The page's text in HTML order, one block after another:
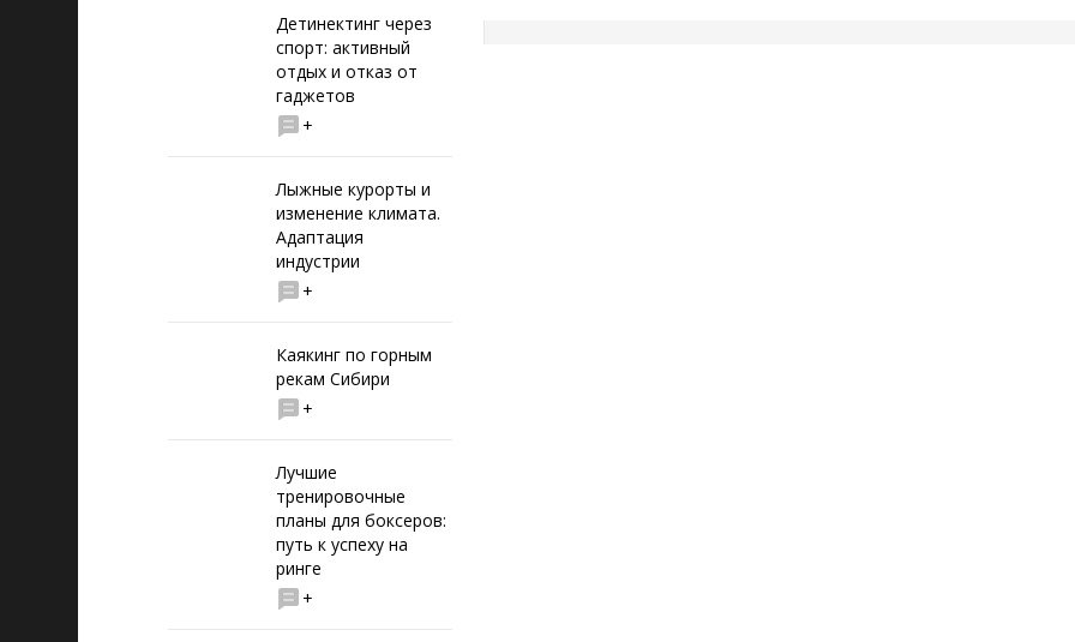
Детинектинг через
спорт: активный
отдых и отказ от
гаджетов
+
Лыжные курорты и
изменение климата.
Адаптация
индустрии
+
Каякинг по горным
рекам Сибири
+
Лучшие
тренировочные
планы для боксеров:
путь к успеху на
ринге
+